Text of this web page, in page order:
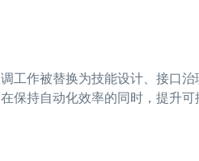
工作被替换为技能设计、接口
保持自动化效率的同时，提升可